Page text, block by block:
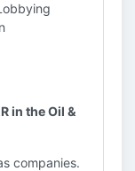
in the Oil &
companies.